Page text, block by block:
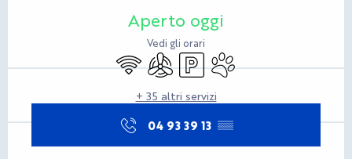
Aperto oggi
Vedi gli orari
Wi-Fi Aria condizionata
ParcheggioAnimali ammessi
+ 35 altri servizi
04 93 39 13 ▒▒